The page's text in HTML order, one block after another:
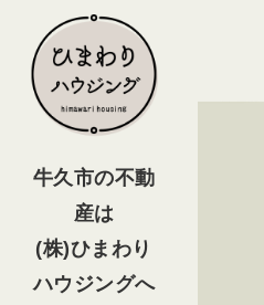
牛久市の不動
産は
(株)ひまわり
ハウジングへ